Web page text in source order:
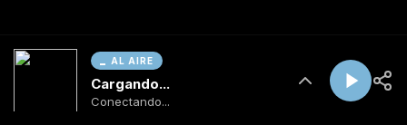
AL AIRE
Cargando...
Conectando...